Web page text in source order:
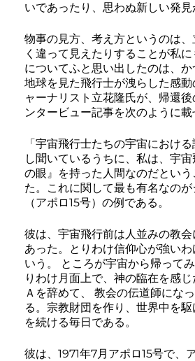
いであったり、思わぬ新しい発見
物事の見方、考え方というのは
く違って見えたりすることが私
についてふと思い出したのは、
地球を見た飛行士が洩らした感
ャーナリスト立花隆氏が、帰還
ンタービュー記事を次のように載
「宇宙飛行士たちの宇宙におけ
し聞いているうちに、私は、宇
の眼』を持った人間なのだとい
た。これに関して最も有名なの
（アポロ15号）の例である。
彼は、宇宙飛行前は人並みの教
あった。とりわけ信仰心が強い
いう。 ところが宇宙から帰って
りわけ月面上で、神の臨在を感
Ａを辞めて、 教会の伝道師にな
る。宗教財団を作り、世界中を
を続ける毎日である。
彼は、1971年7月アポロ15号で、